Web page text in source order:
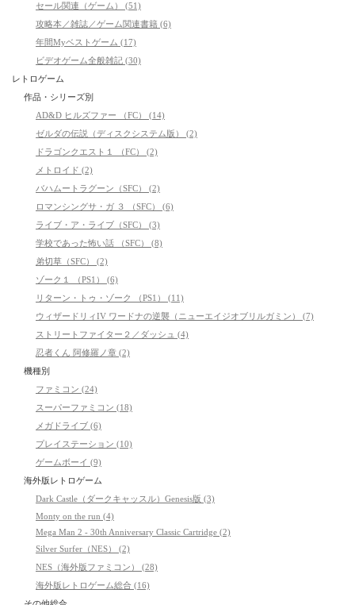
セール関連（ゲーム） (51)
攻略本／雑誌／ゲーム関連書籍 (6)
年間Myベストゲーム (17)
ビデオゲーム全般雑記 (30)
レトロゲーム
作品・シリーズ別
AD&D ヒルズファー （FC） (14)
ゼルダの伝説（ディスクシステム版） (2)
ドラゴンクエスト１ （FC） (2)
メトロイド (2)
バハムートラグーン（SFC） (2)
ロマンシングサ・ガ ３ （SFC） (6)
ライブ・ア・ライブ（SFC） (3)
学校であった怖い話 （SFC） (8)
弟切草（SFC） (2)
ゾーク１ （PS1） (6)
リターン・トゥ・ゾーク （PS1） (11)
ウィザードリィIV ワードナの逆襲（ニューエイジオブリルガミン） (7)
ストリートファイター２／ダッシュ (4)
忍者くん 阿修羅ノ章 (2)
機種別
ファミコン (24)
スーパーファミコン (18)
メガドライブ (6)
プレイステーション (10)
ゲームボーイ (9)
海外版レトロゲーム
Dark Castle（ダークキャッスル）Genesis版 (3)
Monty on the run (4)
Mega Man 2 - 30th Anniversary Classic Cartridge (2)
Silver Surfer（NES） (2)
NES（海外版ファミコン） (28)
海外版レトロゲーム総合 (16)